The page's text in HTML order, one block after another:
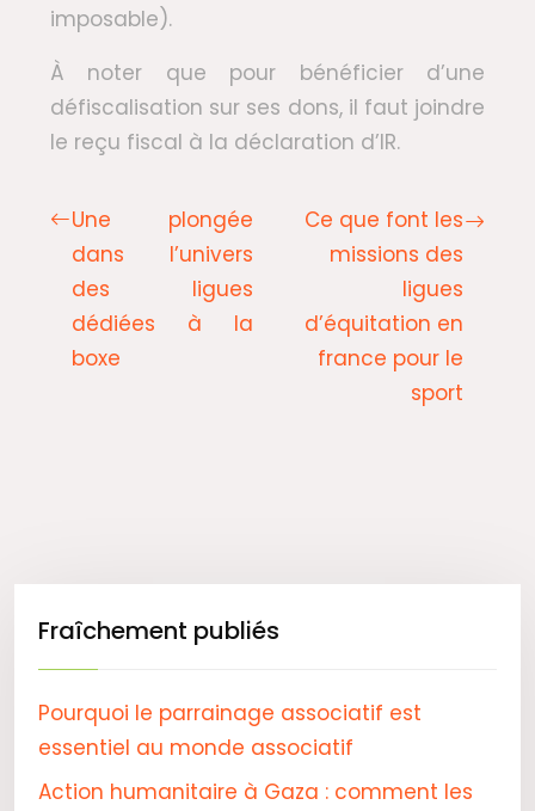
imposable).
À noter que pour bénéficier d’une
défiscalisation sur ses dons, il faut joindre
le reçu fiscal à la déclaration d’IR.
Une plongée
dans l’univers
des ligues
dédiées à la
boxe
Ce que font les
missions des
ligues
d’équitation en
france pour le
sport
Fraîchement publiés
Pourquoi le parrainage associatif est
essentiel au monde associatif
Action humanitaire à Gaza : comment les